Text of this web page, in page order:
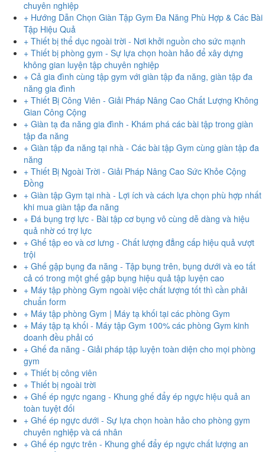
chuyên nghiệp
+ Hướng Dẫn Chọn Giàn Tập Gym Đa Năng Phù Hợp & Các Bài
Tập Hiệu Quả
+ Thiết bị thể dục ngoài trời - Nơi khởi nguồn cho sức mạnh
+ Thiết bị phòng gym - Sự lựa chọn hoàn hảo để xây dựng
không gian luyện tập chuyên nghiệp
+ Cả gia đình cùng tập gym với giàn tập đa năng, giàn tập đa
năng gia đình
+ Thiết Bị Công Viên - Giải Pháp Nâng Cao Chất Lượng Không
Gian Công Cộng
+ Giàn tạ đa năng gia đình - Khám phá các bài tập trong giàn
tập đa năng
+ Giàn tập đa năng tại nhà - Các bài tập Gym cùng giàn tập đa
năng
+ Thiết Bị Ngoài Trời - Giải Pháp Nâng Cao Sức Khỏe Cộng
Đồng
+ Giàn tập Gym tại nhà - Lợi ích và cách lựa chọn phù hợp nhất
khi mua giàn tập đa năng
+ Đá bụng trợ lực - Bài tập cơ bụng vô cùng dễ dàng và hiệu
quả nhờ có trợ lực
+ Ghế tập eo và cơ lưng - Chất lượng đẳng cấp hiệu quả vượt
trội
+ Ghế gập bụng đa năng - Tập bụng trên, bụng dưới và eo tất
cả có trong một ghế gập bụng hiệu quả tập luyện cao
+ Máy tập phòng Gym ngoài việc chất lượng tốt thì cần phải
chuẩn form
+ Máy tập phòng Gym | Máy tạ khối tại các phòng Gym
+ Máy tập tạ khối - Máy tập Gym 100% các phòng Gym kinh
doanh đều phải có
+ Ghế đa năng - Giải pháp tập luyện toàn diện cho mọi phòng
gym
+ Thiết bị công viên
+ Thiết bị ngoài trời
+ Ghế ép ngực ngang - Khung ghế đẩy ép ngực hiệu quả an
toàn tuyệt đối
+ Ghế ép ngực dưới - Sự lựa chọn hoàn hảo cho phòng gym
chuyên nghiệp và cá nhân
+ Ghế ép ngực trên - Khung ghế đẩy ép ngực chất lượng an